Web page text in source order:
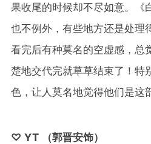
果收尾的时候却不尽如意。《
也不例外，有些地方还是处理
看完后有种莫名的空虚感，总
楚地交代完就草草结束了！
色，让人莫名地觉得他们是这
♡ YT （郭晋安饰）